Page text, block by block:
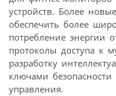
устройств. Более
обеспечить более
потребление энергии
протоколы доступа к
разработку
ключами
управления.